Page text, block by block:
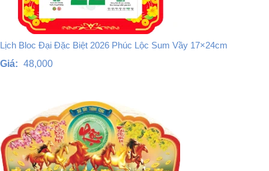
Lịch Bloc Đại Đặc Biệt 2026 Phúc Lộc Sum Vầy 17×24cm
Giá: 48,000